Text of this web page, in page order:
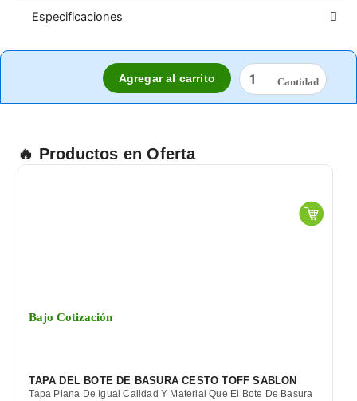
Especificaciones
JABON
ROSA
VENUS
cantidad
Agregar al carrito
🔥 Productos en Oferta
Bajo Cotización
TAPA DEL BOTE DE BASURA CESTO TOFF SABLON
Tapa Plana De Igual Calidad Y Material Que El Bote De Basura